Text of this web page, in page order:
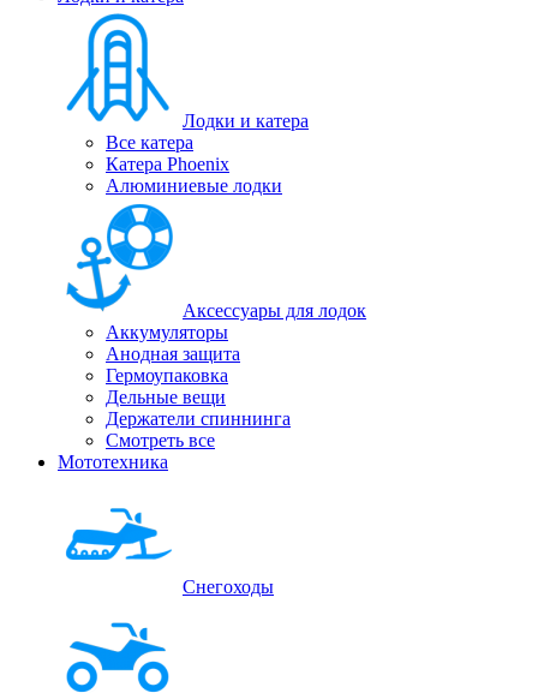
Лодки и катера
Все катера
Катера Phoenix
Алюминиевые лодки
Аксессуары для лодок
Аккумуляторы
Анодная защита
Гермоупаковка
Дельные вещи
Держатели спиннинга
Смотреть все
Мототехника
Снегоходы